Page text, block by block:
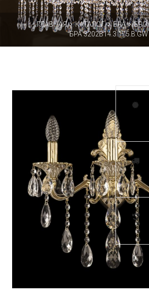
ГЛАВНАЯ КАТАЛОГ БРА
БРА 3202B14.3.175.B.GW